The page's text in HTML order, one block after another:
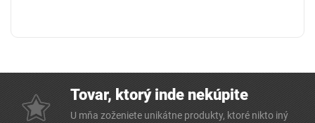
Tovar, ktorý inde nekúpite
U mňa zoženiete unikátne produkty, ktoré nikto iný